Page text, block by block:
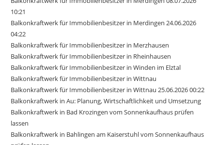
10:21
Balkonkraftwerk für Immobilienbesitzer in Merdingen 24.06.2026
04:22
Balkonkraftwerk für Immobilienbesitzer in Merzhausen
Balkonkraftwerk für Immobilienbesitzer in Rheinhausen
Balkonkraftwerk für Immobilienbesitzer in Winden im Elztal
Balkonkraftwerk für Immobilienbesitzer in Wittnau
Balkonkraftwerk für Immobilienbesitzer in Wittnau 25.06.2026 00:22
Balkonkraftwerk in Au: Planung, Wirtschaftlichkeit und Umsetzung
Balkonkraftwerk in Bad Krozingen vom Sonnenkaufhaus prüfen
lassen
Balkonkraftwerk in Bahlingen am Kaiserstuhl vom Sonnenkaufhaus